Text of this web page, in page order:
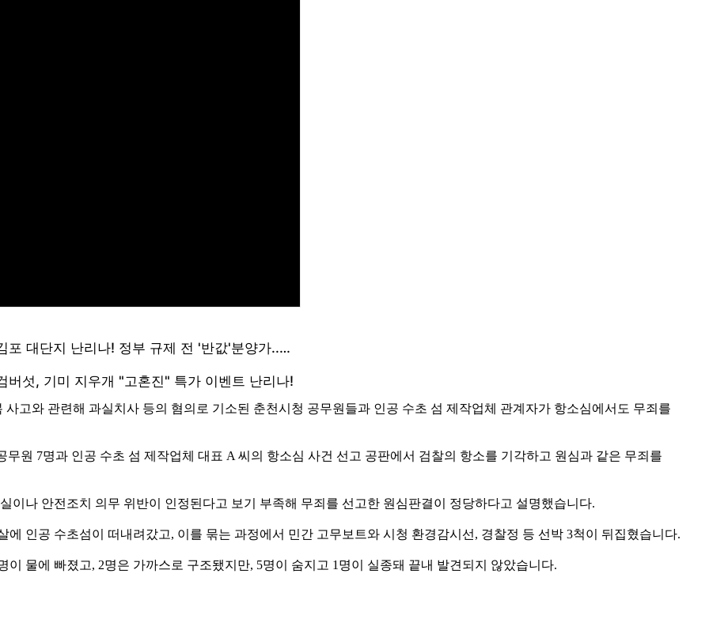
고와 관련해 과실치사 등의 혐의로 기소된 춘천시청 공무원들과 인공 수초 섬 제작업체 관계자가 항소심에서도 무죄를
원 7명과 인공 수초 섬 제작업체 대표 A 씨의 항소심 사건 선고 공판에서 검찰의 항소를 기각하고 원심과 같은 무죄를
이나 안전조치 의무 위반이 인정된다고 보기 부족해 무죄를 선고한 원심판결이 정당하다고 설명했습니다.
에 인공 수초섬이 떠내려갔고, 이를 묶는 과정에서 민간 고무보트와 시청 환경감시선, 경찰정 등 선박 3척이 뒤집혔습니다.
물에 빠졌고, 2명은 가까스로 구조됐지만, 5명이 숨지고 1명이 실종돼 끝내 발견되지 않았습니다.